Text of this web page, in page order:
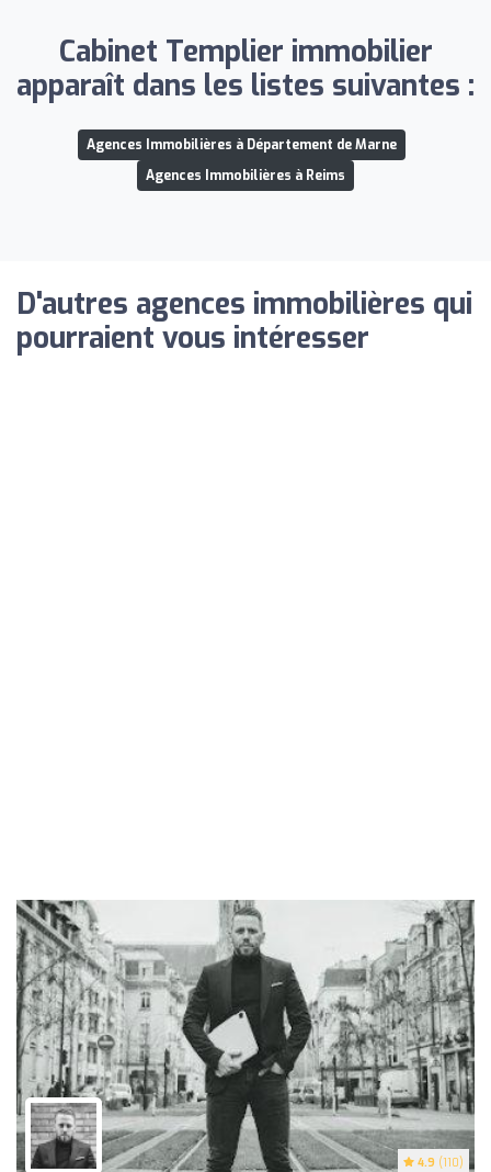
Cabinet Templier immobilier
apparaît dans les listes suivantes :
Agences Immobilières à Département de Marne
Agences Immobilières à Reims
D'autres agences immobilières qui
pourraient vous intéresser
4.9 (110)